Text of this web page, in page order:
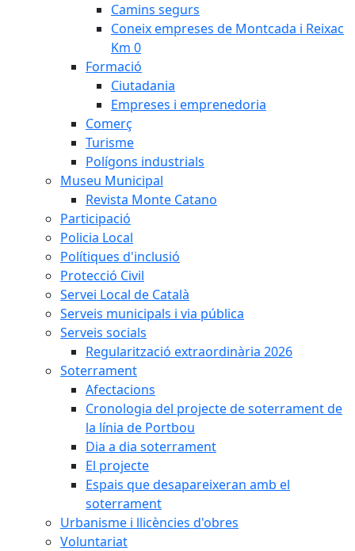
Camins segurs
Coneix empreses de Montcada i Reixac
Km 0
Formació
Ciutadania
Empreses i emprenedoria
Comerç
Turisme
Polígons industrials
Museu Municipal
Revista Monte Catano
Participació
Policia Local
Polítiques d'inclusió
Protecció Civil
Servei Local de Català
Serveis municipals i via pública
Serveis socials
Regularització extraordinària 2026
Soterrament
Afectacions
Cronologia del projecte de soterrament de
la línia de Portbou
Dia a dia soterrament
El projecte
Espais que desapareixeran amb el
soterrament
Urbanisme i llicències d'obres
Voluntariat